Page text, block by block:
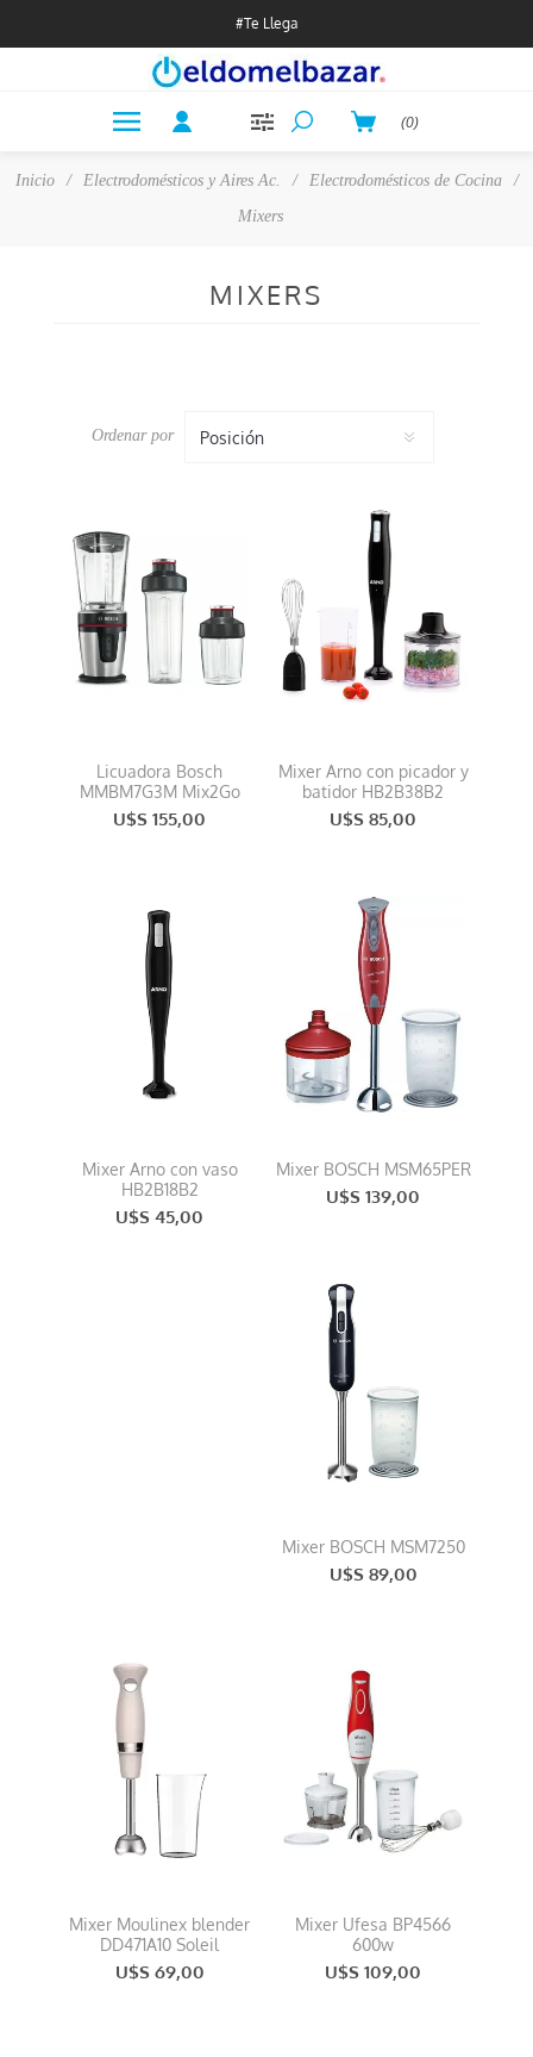
#Te Llega
(0)
Inicio / Electrodomésticos y Aires Ac. / Electrodomésticos de Cocina
/
Mixers
MIXERS
Ordenar por
Licuadora Bosch
MMBM7G3M Mix2Go
U$S 155,00
Mixer Arno con picador y
batidor HB2B38B2
U$S 85,00
Mixer Arno con vaso
HB2B18B2
U$S 45,00
Mixer BOSCH MSM65PER
U$S 139,00
Mixer BOSCH MSM7250
U$S 89,00
Mixer Moulinex blender
DD471A10 Soleil
U$S 69,00
Mixer Ufesa BP4566
600w
U$S 109,00